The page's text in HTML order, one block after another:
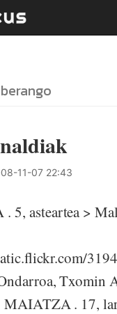
berango
11-07 22:43
5, asteartea >
Txomin
MAIATZA . 17,